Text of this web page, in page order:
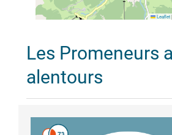
Leaflet |
Les Promeneurs
alentours